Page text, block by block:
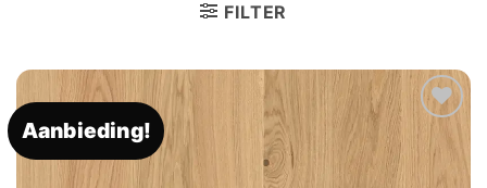
FILTER
Aanbieding!
Toevoegen
verlanglijst